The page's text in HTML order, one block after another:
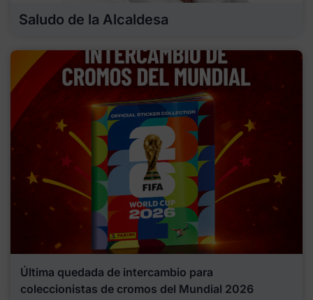
Saludo de la Alcaldesa
Última quedada de intercambio para
coleccionistas de cromos del Mundial 2026